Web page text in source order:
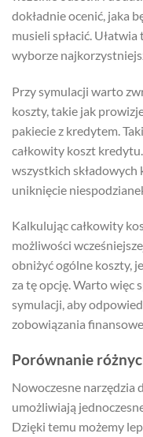
dokładnie ocenić, jaka
musieli spłacić.
wyborze
Przy symulacji warto
koszty, takie jak
pakiecie z kredytem.
całkowity koszt
wszystkich
uniknięcie
Kalkulując całkowity
możliwości
obniżyć ogólne koszty,
za tę opcję. Warto więc
symulacji, aby
zobowiązania
Porównanie
Nowoczesne narzędzia
umożliwiają
Dzięki temu możemy